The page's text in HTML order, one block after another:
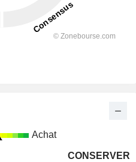
Achat
CONSERVER